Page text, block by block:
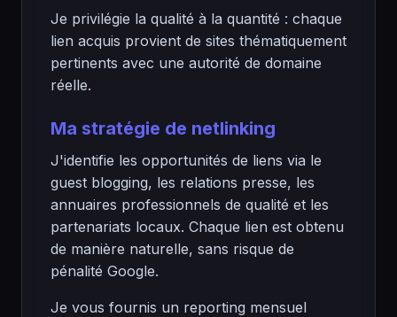
Je privilégie la qualité à la quantité : chaque
lien acquis provient de sites thématiquement
pertinents avec une autorité de domaine
réelle.
Ma stratégie de netlinking
J'identifie les opportunités de liens via le
guest blogging, les relations presse, les
annuaires professionnels de qualité et les
partenariats locaux. Chaque lien est obtenu
de manière naturelle, sans risque de
pénalité Google.
Je vous fournis un reporting mensuel